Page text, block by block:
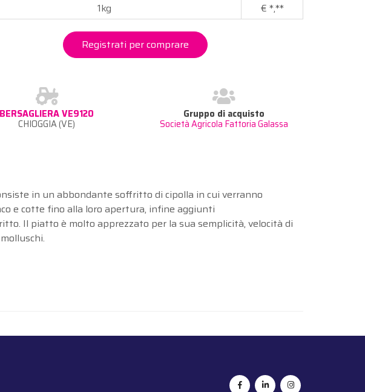
1kg
€ *,**
Registrati per comprare
BERSAGLIERA VE9120
CHIOGGIA (VE)
Gruppo di acquisto
Società Agricola Fattoria Galassa
in un abbondante soffritto di cipolla in cui verranno
e cotte fino alla loro apertura, infine aggiunti
Il piatto è molto apprezzato per la sua semplicità, velocità di